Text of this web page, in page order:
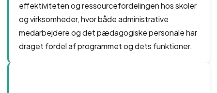
effektiviteten og ressourcefordelingen hos skoler
og virksomheder, hvor både administrative
medarbejdere og det pædagogiske personale har
draget fordel af programmet og dets funktioner.